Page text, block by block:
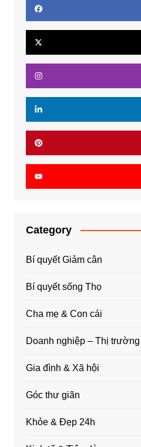
Category
Bí quyết Giảm cân
Bí quyết sống Thọ
Cha mẹ & Con cái
Doanh nghiệp – Thị trường
Gia đình & Xã hội
Góc thư giãn
Khỏe & Đẹp 24h